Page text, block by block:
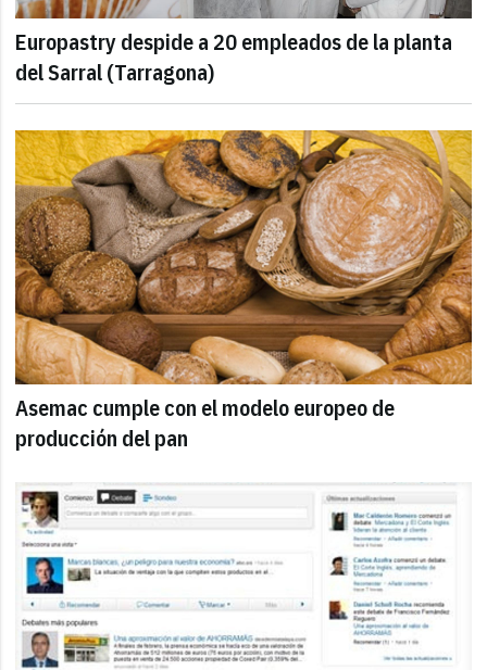
Europastry despide a 20 empleados de la planta
del Sarral (Tarragona)
Asemac cumple con el modelo europeo de
producción del pan